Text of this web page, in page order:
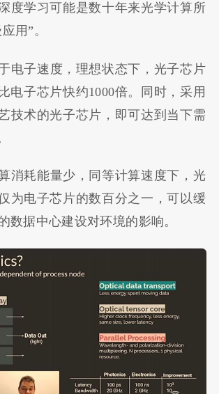
度学习可能是数十年来光学计算所
用”。
电子速度，理想状态下，光子芯片
电子芯片快约1000倍。同时，采用
技术的光子芯片，即可达到当下需
消耗能量少，同等计算速度下，光
为电子芯片的数百分之一，可以缓
数据中心建设对环境的影响。